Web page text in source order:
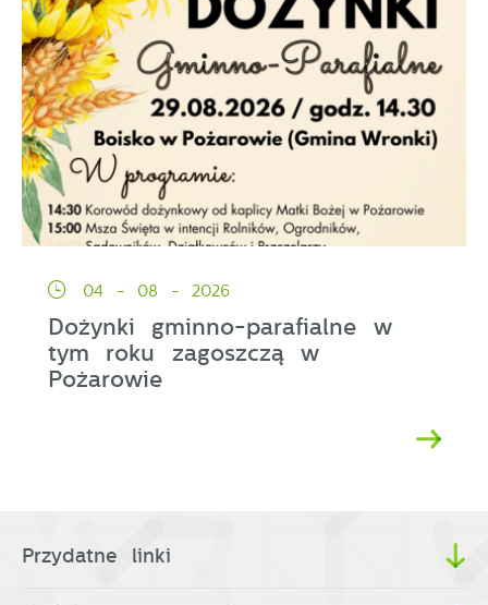
04 - 08 - 2026
Dożynki gminno-parafialne w
tym roku zagoszczą w
Pożarowie
Przydatne linki